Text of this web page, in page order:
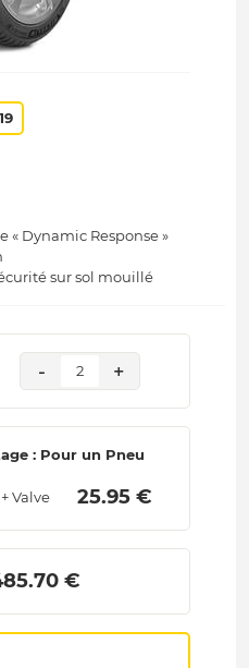
« Dynamic Response »
sur sol mouillé
- 2 +
: Pour un Pneu
Valve 25.95 €
€